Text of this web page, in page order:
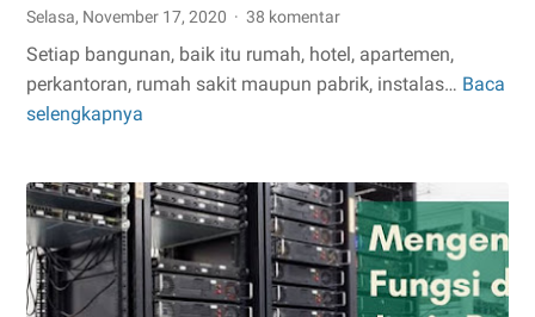
Selasa, November 17, 2020 38 komentar
Setiap bangunan, baik itu rumah, hotel, apartemen,
perkantoran, rumah sakit maupun pabrik, instalas… Baca
selengkapnya
Fungsi
Instalasi
Listrik